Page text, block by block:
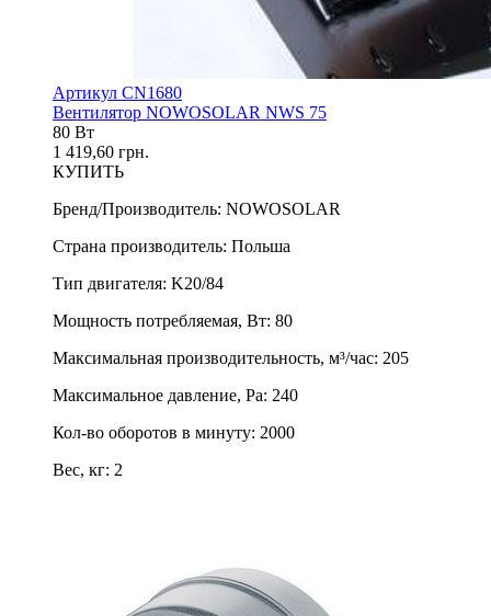
Артикул CN1680
Вентилятор NOWOSOLAR NWS 75
80 Вт
1 419,60 грн.
КУПИТЬ
Бренд/Производитель: NOWOSOLAR
Страна производитель: Польша
Тип двигателя: K20/84
Мощность потребляемая, Вт: 80
Максимальная производительность, м³/час: 205
Максимальное давление, Pa: 240
Кол-во оборотов в минуту: 2000
Вес, кг: 2